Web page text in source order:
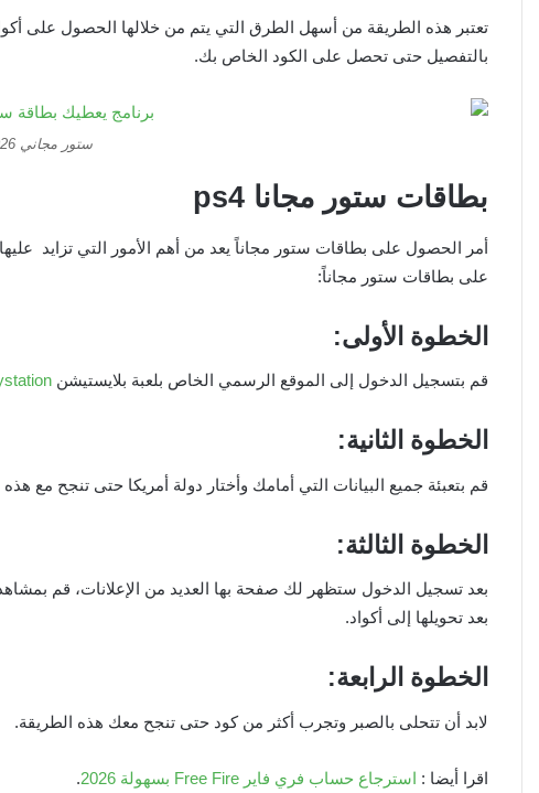
بالتفصيل حتى تحصل على الكود الخاص بك.
ستور مجاني 2026
بطاقات ستور مجانا ps4
أمر الحصول على بطاقات ستور مجاناً يعد من أهم الأمور التي تزايد
على بطاقات ستور مجاناً:
الخطوة الأولى:
قم بتسجيل الدخول إلى الموقع الرسمي الخاص بلعبة بلايستيشن
الخطوة الثانية:
قم بتعبئة جميع البيانات التي أمامك وأختار دولة أمريكا حتى تنجح مع
الخطوة الثالثة:
بعد تسجيل الدخول ستظهر لك صفحة بها العديد من الإعلانات، قم
بعد تحويلها إلى أكواد.
الخطوة الرابعة:
لابد أن تتحلى بالصبر وتجرب أكثر من كود حتى تنجح معك هذه الطريقة.
اقرا أيضا : استرجاع حساب فري فاير Free Fire بسهولة 2026 .